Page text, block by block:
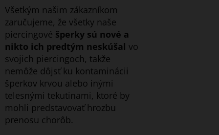
Všetkým našim zákazníkom
zaručujeme, že všetky naše
piercingové šperky sú nové a
nikto ich predtým neskúšal vo
svojich piercingoch, takže
nemôže dôjsť ku kontaminácii
šperkov krvou alebo inými
telesnými tekutinami, ktoré by
mohli predstavovať hrozbu
prenosu chorôb.